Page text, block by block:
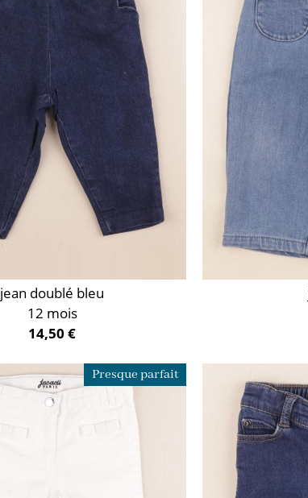
jean doublé bleu
12 mois
14,50 €
Presque parfait